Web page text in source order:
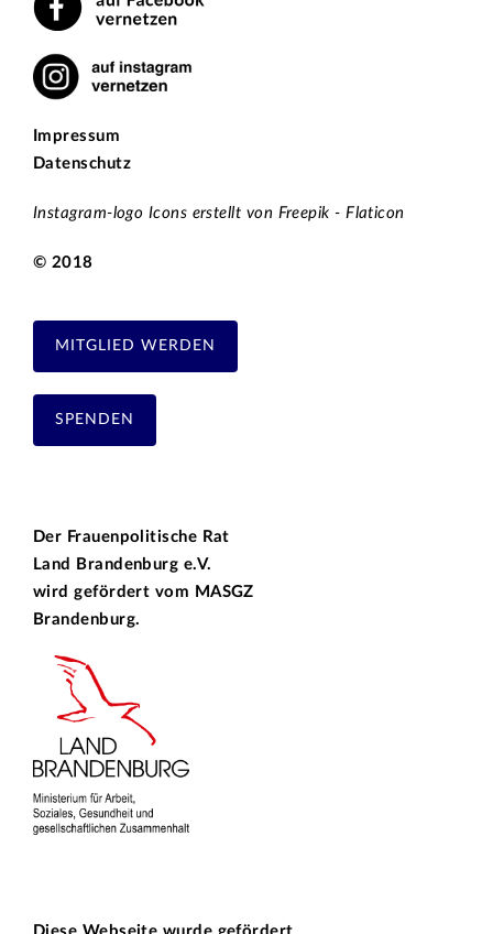
Impressum
Datenschutz
Instagram-logo Icons erstellt von Freepik - Flaticon
© 2018
MITGLIED WERDEN
SPENDEN
Der Frauenpolitische Rat
Land Brandenburg e.V.
wird gefördert vom MASGZ
Brandenburg.